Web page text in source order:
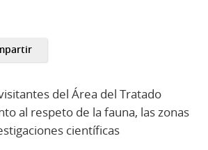
del Área del Tratado
al respeto de la fauna, las zonas
científicas